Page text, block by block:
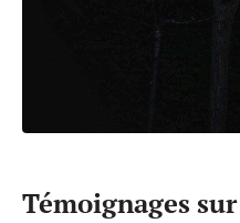
Témoignages